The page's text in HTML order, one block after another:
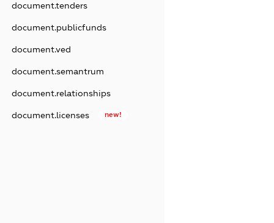
document.tenders
document.publicfunds
document.ved
document.semantrum
document.relationships
document.licenses new!